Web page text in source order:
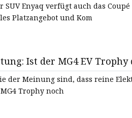
SUV Enyaq verfügt auch das
Platzangebot und Kom
Ist der MG4 EV
der Meinung sind, dass reine
Trophy noch